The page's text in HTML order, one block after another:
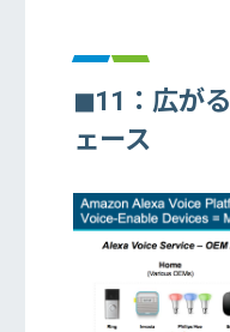
◼︎11：広が
ェース